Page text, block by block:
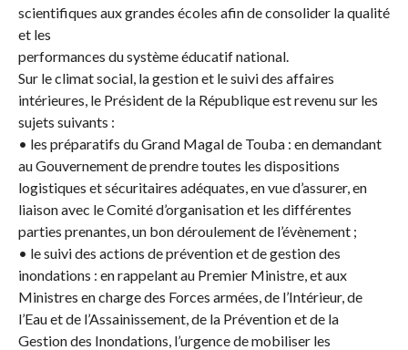
scientifiques aux grandes écoles afin de consolider la qualité
et les
performances du système éducatif national.
Sur le climat social, la gestion et le suivi des affaires
intérieures, le Président de la République est revenu sur les
sujets suivants :
• les préparatifs du Grand Magal de Touba : en demandant
au Gouvernement de prendre toutes les dispositions
logistiques et sécuritaires adéquates, en vue d’assurer, en
liaison avec le Comité d’organisation et les différentes
parties prenantes, un bon déroulement de l’évènement ;
• le suivi des actions de prévention et de gestion des
inondations : en rappelant au Premier Ministre, et aux
Ministres en charge des Forces armées, de l’Intérieur, de
l’Eau et de l’Assainissement, de la Prévention et de la
Gestion des Inondations, l’urgence de mobiliser les